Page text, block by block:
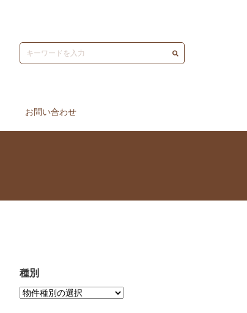
お問い合わせ
種別